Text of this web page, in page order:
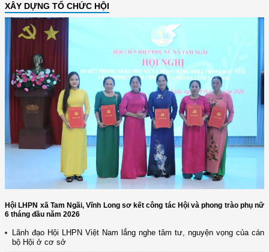
XÂY DỰNG TỔ CHỨC HỘI
Hội LHPN xã Tam Ngãi, Vĩnh Long sơ kết công tác Hội và phong trào phụ nữ
6 tháng đầu năm 2026
Lãnh đạo Hội LHPN Việt Nam lắng nghe tâm tư, nguyện vọng của cán
bộ Hội ở cơ sở